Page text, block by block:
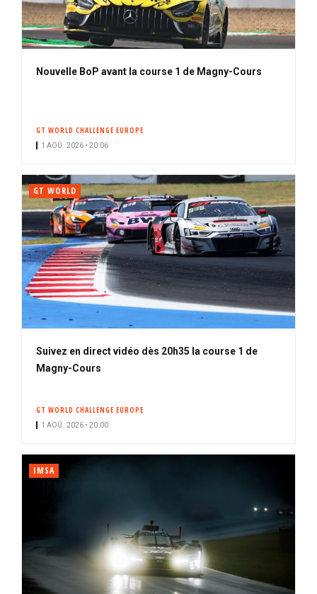
Nouvelle BoP avant la course 1 de Magny-Cours
GT WORLD CHALLENGE EUROPE
1 AOÛ. 2026 • 20:06
GT WORLD
Suivez en direct vidéo dès 20h35 la course 1 de
Magny-Cours
GT WORLD CHALLENGE EUROPE
1 AOÛ. 2026 • 20:00
IMSA